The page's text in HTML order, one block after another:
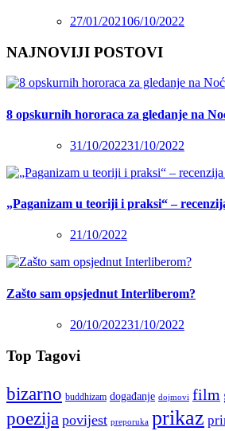
27/01/202106/10/2022
NAJNOVIJI POSTOVI
8 opskurnih hororaca za gledanje na
31/10/202231/10/2022
„Paganizam u teoriji i praksi“ –
21/10/2022
Zašto sam opsjednut Interliberom?
20/10/202231/10/2022
Top Tagovi
bizarno buddhizam događanje dojmovi film
poezija povijest preporuka prikaz